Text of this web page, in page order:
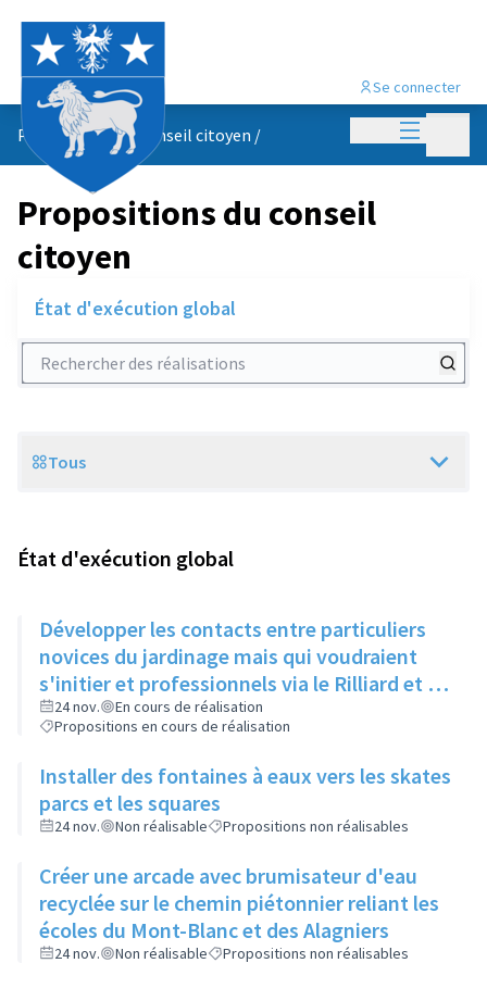
Menu
Se connecter
Propositions du conseil citoyen /
Propositions du conseil
citoyen
État d'exécution global
Rechercher des réalisations
Scope
Tous
État d'exécution global
Développer les contacts entre particuliers
novices du jardinage mais qui voudraient
s'initier et professionnels via le Rilliard et la
Maison de la Vie Locale
24 nov.
En cours de réalisation
Propositions en cours de réalisation
Installer des fontaines à eaux vers les skates
parcs et les squares
24 nov. Non réalisable Propositions non réalisables
Créer une arcade avec brumisateur d'eau
recyclée sur le chemin piétonnier reliant les
écoles du Mont-Blanc et des Alagniers
24 nov. Non réalisable Propositions non réalisables